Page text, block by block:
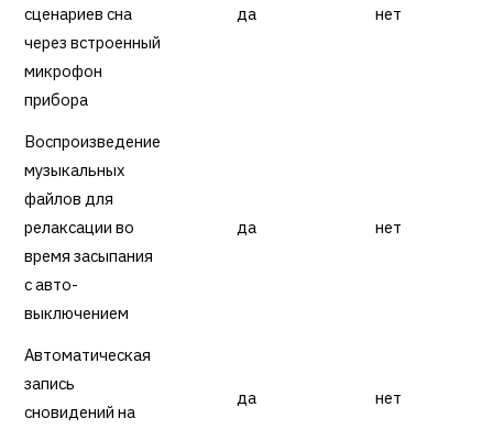
сценариев сна
через встроенный
микрофон
прибора
да нет
Воспроизведение
музыкальных
файлов для
релаксации во
время засыпания
с авто-
выключением
да нет
Автоматическая
запись
сновидений на
да нет